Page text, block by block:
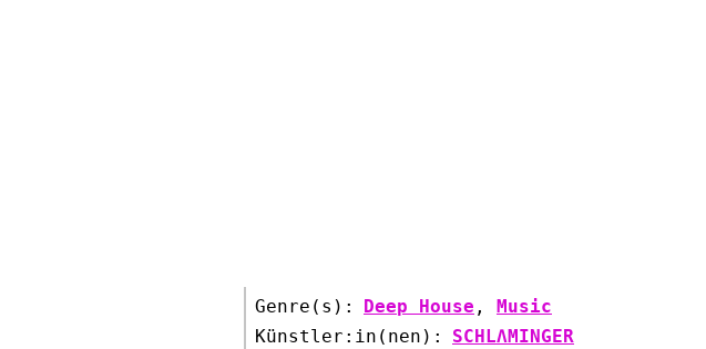
Genre(s): Deep House ,
Music
Künstler:in(nen):
SCHLΛMINGER